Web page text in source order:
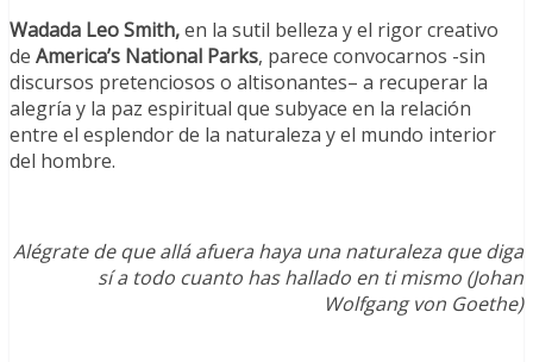
Wadada Leo Smith,en la sutil belleza y el rigor creativo
de America’s National Parks, parece convocarnos -sin
discursos pretenciosos o altisonantes– a recuperar la
alegría y la paz espiritual que subyace en la relación
entre el esplendor de la naturaleza y el mundo interior
del hombre.
Alégrate de que allá afuera haya una naturaleza que diga
sí a todo cuanto has hallado en ti mismo (Johan
Wolfgang von Goethe)